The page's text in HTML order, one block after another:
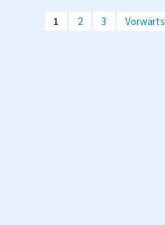
Wettenberg
1 2 3 Vorwärts